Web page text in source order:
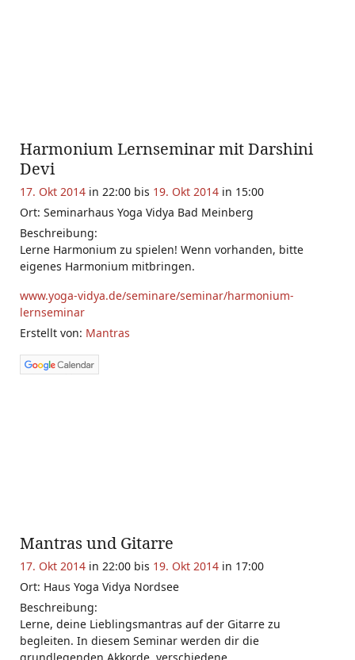
Harmonium Lernseminar mit Darshini
Devi
17. Okt 2014 in 22:00 bis 19. Okt 2014 in 15:00
Ort: Seminarhaus Yoga Vidya Bad Meinberg
Beschreibung:
Lerne Harmonium zu spielen! Wenn vorhanden, bitte
eigenes Harmonium mitbringen.
www.yoga-vidya.de/seminare/seminar/harmonium-
lernseminar
Erstellt von: Mantras
Mantras und Gitarre
17. Okt 2014 in 22:00 bis 19. Okt 2014 in 17:00
Ort: Haus Yoga Vidya Nordsee
Beschreibung:
Lerne, deine Lieblingsmantras auf der Gitarre zu
begleiten. In diesem Seminar werden dir die
grundlegenden Akkorde, verschiedene